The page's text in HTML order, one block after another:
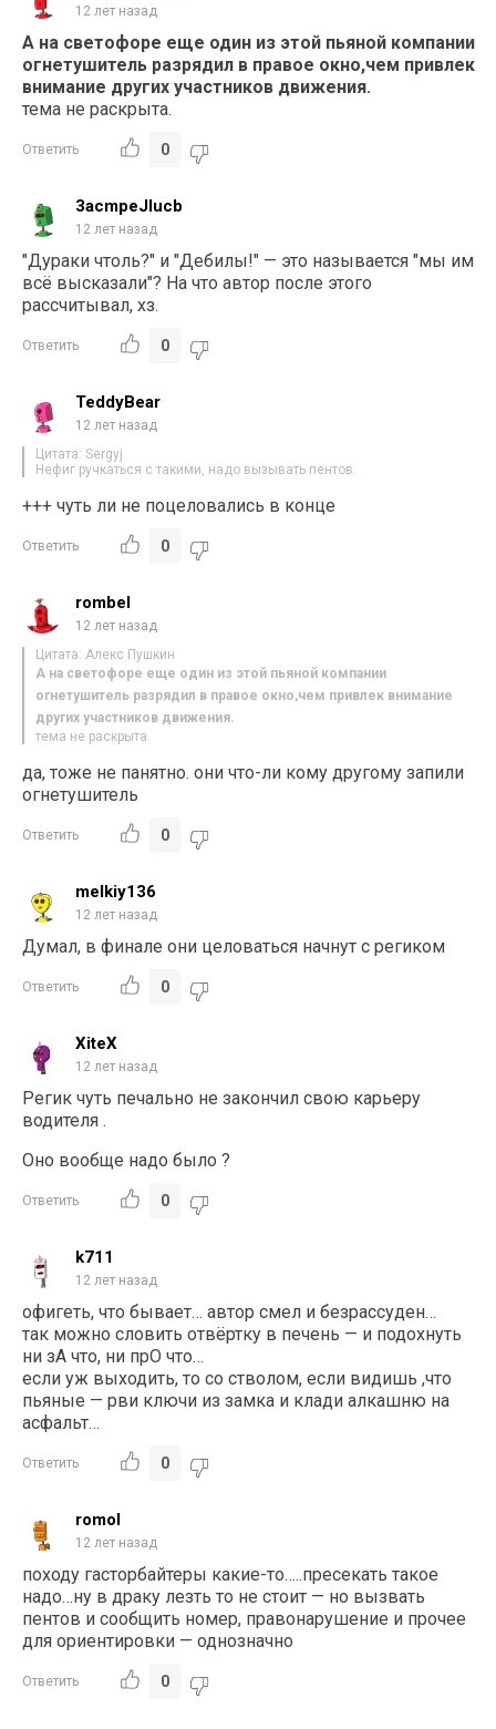
12 лет назад
А на светофоре еще один из этой пьяной компании
огнетушитель разрядил в правое окно,чем привлек
внимание других участников движения.
тема не раскрыта.
Ответить 0
3acmpeJlucb
12 лет назад
"Дураки чтоль?" и "Дебилы!" — это называется "мы им
всё высказали"? На что автор после этого
рассчитывал, хз.
Ответить 0
TeddyBear
12 лет назад
Цитата: Sergyj
Нефиг ручкаться с такими, надо вызывать пентов.
+++ чуть ли не поцеловались в конце
Ответить 0
rombel
12 лет назад
Цитата: Алекс Пушкин
А на светофоре еще один из этой пьяной компании
огнетушитель разрядил в правое окно,чем привлек внимание
других участников движения.
тема не раскрыта.
да, тоже не панятно. они что-ли кому другому запили
огнетушитель
Ответить 0
melkiy136
12 лет назад
Думал, в финале они целоваться начнут с региком
Ответить 0
XiteX
12 лет назад
Регик чуть печально не закончил свою карьеру
водителя .
Оно вообще надо было ?
Ответить 0
k711
12 лет назад
офигеть, что бывает… автор смел и безрассуден…
так можно словить отвёртку в печень — и подохнуть
ни зА что, ни прО что…
если уж выходить, то со стволом, если видишь ,что
пьяные — рви ключи из замка и клади алкашню на
асфальт…
Ответить 0
romol
12 лет назад
походу гасторбайтеры какие-то…..пресекать такое
надо…ну в драку лезть то не стоит — но вызвать
пентов и сообщить номер, правонарушение и прочее
для ориентировки — однозначно
Ответить 0